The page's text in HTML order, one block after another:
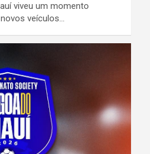
viveu um momento
veículos…